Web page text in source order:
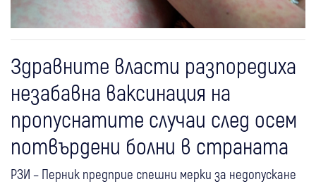
Здравните власти разпоредиха
незабавна ваксинация на
пропуснатите случаи след осем
потвърдени болни в страната
РЗИ – Перник предприе спешни мерки за недопускане